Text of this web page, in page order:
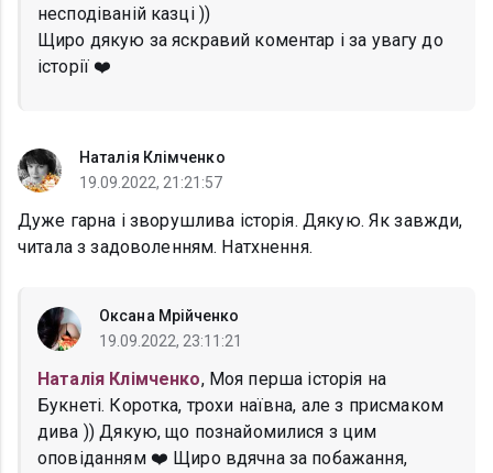
несподіваній казці ))
Щиро дякую за яскравий коментар і за увагу до
історії ❤️
Наталія Клімченко
19.09.2022, 21:21:57
Дуже гарна і зворушлива історія. Дякую. Як завжди,
читала з задоволенням. Натхнення.
Оксана Мрійченко
19.09.2022, 23:11:21
Наталія Клімченко, Моя перша історія на
Букнеті. Коротка, трохи наївна, але з присмаком
дива )) Дякую, що познайомилися з цим
оповіданням ❤️ Щиро вдячна за побажання,